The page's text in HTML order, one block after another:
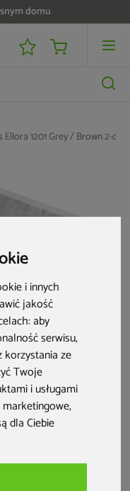
i innych
jakość
aby
serwisu,
korzystania ze
Twoje
i usługami
,
dla Ciebie
RRSO 0%
1201 Grey / Brown 2-